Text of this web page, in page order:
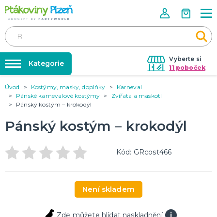
Vyberte si
11 poboček
Půjčovna kostýmů
Párty výzdoba na klíč
Nafukování balónků
Rozvoz
Kategorie
KOSTÝMY, MASKY, DOPLŇKY
Kostýmy do páru
Halloween
KARNEVALOVÉ KOSTÝMY
Úvod Kostýmy, masky, doplňky
Karneval
Pánské karnevalové kostýmy
Zvířata a maskoti
Pánský kostým – krokodýl
Pánský kostým – krokodýl
Kód: GRcost466
Není skladem
Zde můžete hlídat naskladnění i